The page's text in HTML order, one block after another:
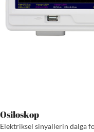
Osiloskop
Elektriksel sinyallerin dalga